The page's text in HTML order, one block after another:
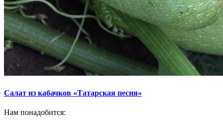
Салат из кабачков «Татарская песня»
Нам понадобится: